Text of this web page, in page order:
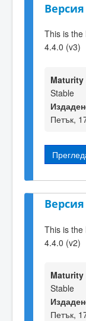
Версия
This is the
4.4.0 (v3)
Maturity
Stable
Петък,
Версия
This is the
4.4.0 (v2)
Maturity
Stable
Петък,